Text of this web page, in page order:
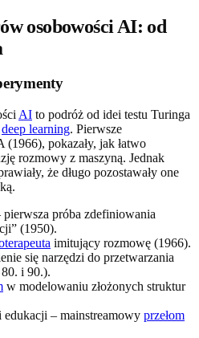
osobowości AI: od
AI to podróż od idei testu Turinga
deep learning. Pierwsze
pokazały, jak łatwo
rozmowy z maszyną. Jednak
że długo pozostawały one
próba zdefiniowania
(1950).
imitujący rozmowę (1966).
się narzędzi do przetwarzania
i 90.).
w modelowaniu złożonych struktur
edukacji – mainstreamowy przełom